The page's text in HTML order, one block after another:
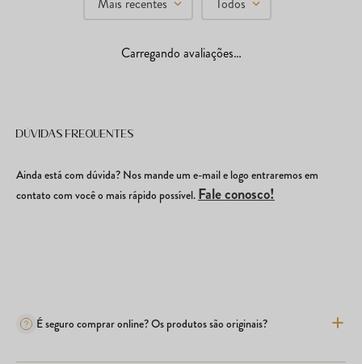
Mais recentes Todos
Carregando avaliações…
Dúvidas frequentes
Ainda está com dúvida? Nos mande um e-mail e logo entraremos em
contato com você o mais rápido possível.Fale conosco!
É seguro comprar online? Os produtos são originais?